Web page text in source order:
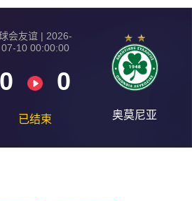
会友谊 | 2026-
07-10 00:00:00
0 0
已结束 奥莫尼亚